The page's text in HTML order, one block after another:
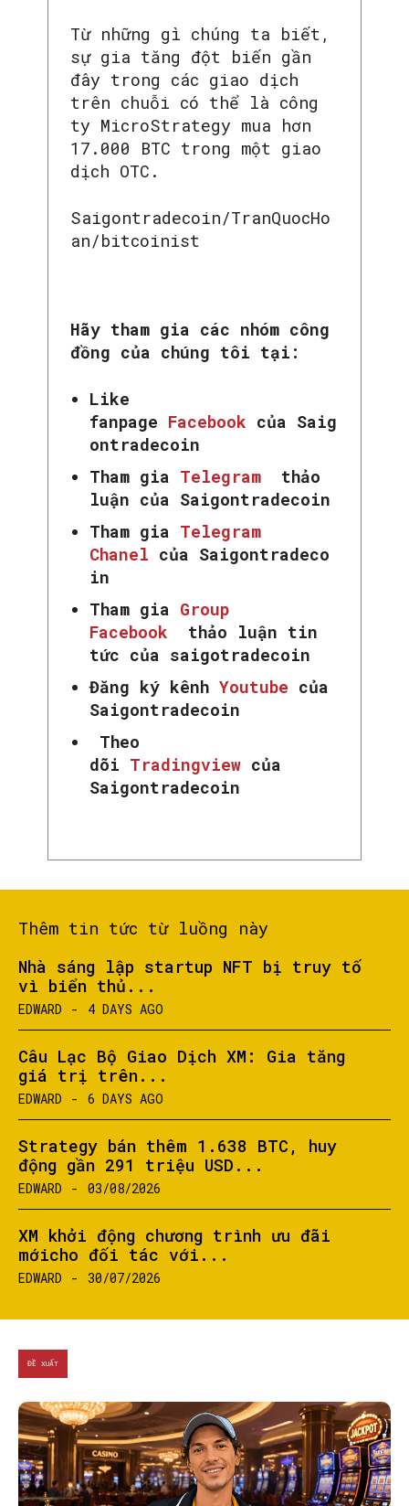
SEARCH...
Từ những gì chúng ta biết,
sự gia tăng đột biến gần
đây trong các giao dịch
trên chuỗi có thể là công
ty MicroStrategy mua hơn
17.000 BTC trong một giao
dịch OTC.
Saigontradecoin/TranQuocHo
an/bitcoinist
Hãy tham gia các nhóm công
đồng của chúng tôi tại:
Like
fanpage Facebook của Saig
ontradecoin
Tham gia Telegram
thảo
luận của Saigontradecoin
Tham gia Telegram
Chanel của Saigontradeco
in
Tham gia Group
Facebook
thảo luận tin
tức của saigotradecoin
Đăng ký kênh Youtube của
Saigontradecoin
Theo
dõi Tradingview của
Saigontradecoin
Thêm tin tức từ luồng này
Nhà sáng lập startup NFT bị truy tố
vì biển thủ...
EDWARD - 4 DAYS AGO
Câu Lạc Bộ Giao Dịch XM: Gia tăng
giá trị trên...
EDWARD - 6 DAYS AGO
Strategy bán thêm 1.638 BTC, huy
động gần 291 triệu USD...
EDWARD - 03/08/2026
XM khởi động chương trình ưu đãi
mớicho đối tác với...
EDWARD - 30/07/2026
ĐỀ XUẤT